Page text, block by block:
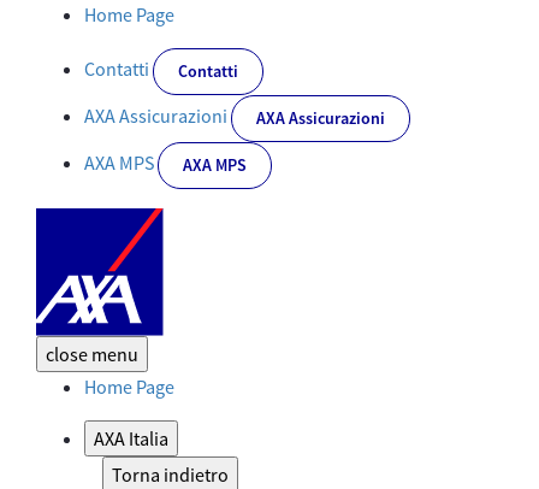
Antimo Perretta nominato Presidente di AXA Assicurazioni -
Home Page
Contatti Contatti
AXA Assicurazioni AXA Assicurazioni
AXA MPS AXA MPS
close menu
Home Page
AXA Italia
Torna indietro